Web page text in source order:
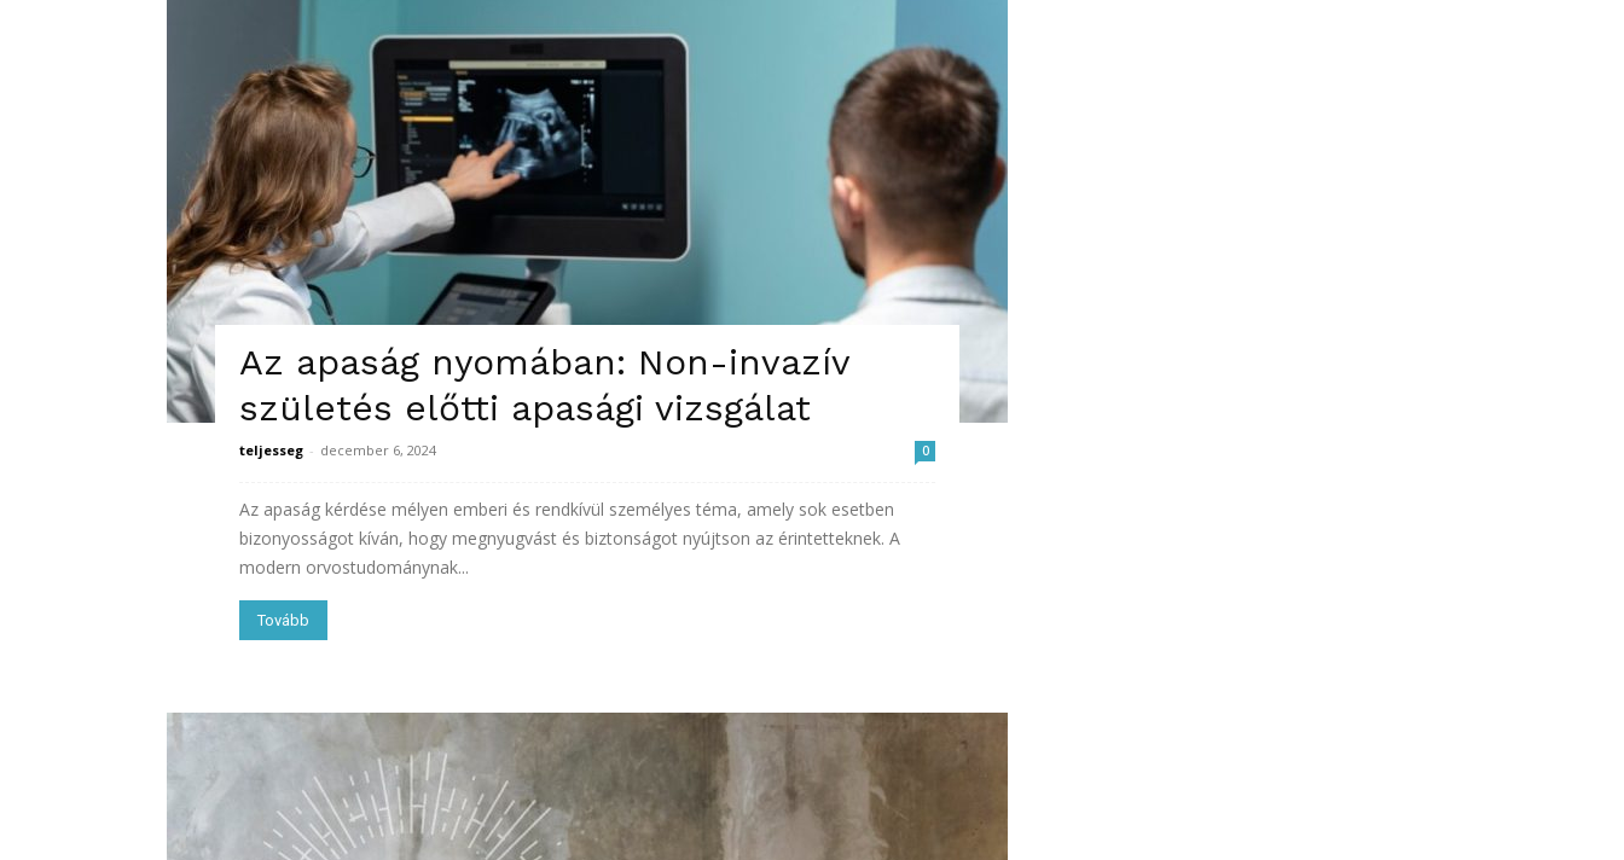
Az apaság nyomában: Non-invazív
születés előtti apasági vizsgálat
teljesseg - december 6, 2024 0
Az apaság kérdése mélyen emberi és rendkívül személyes téma, amely sok esetben
bizonyosságot kíván, hogy megnyugvást és biztonságot nyújtson az érintetteknek. A
modern orvostudománynak...
Tovább